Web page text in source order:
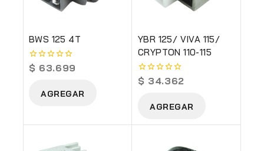
BWS 125 4T
0
out
$ 63.699
AGREGAR
YBR 125/ VIVA 115/
CRYPTON 110-115
0
out
$ 34.362
AGREGAR